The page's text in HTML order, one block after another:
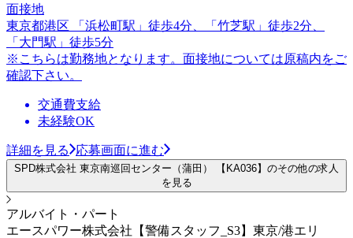
面接地
東京都港区 「浜松町駅」徒歩4分、「竹芝駅」徒歩2分、
「大門駅」徒歩5分
※こちらは勤務地となります。面接地については原稿内をご
確認下さい。
交通費支給
未経験OK
詳細を見る 応募画面に進む
SPD株式会社 東京南巡回センター（蒲田） 【KA036】のその他の求人
を見る
アルバイト・パート
エースパワー株式会社【警備スタッフ_S3】東京/港エリ